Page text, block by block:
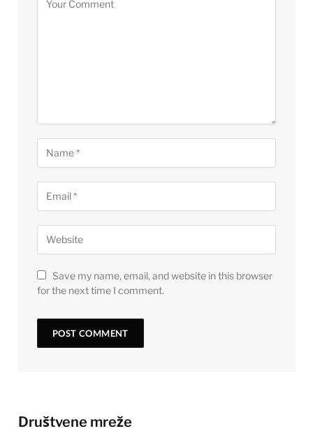
Save my name, email, and website in this browser
for the next time I comment.
Društvene mreže